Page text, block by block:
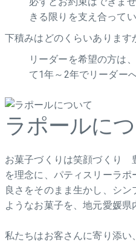
きる限りを支え合って
下積みはどのくらいあります
リーダーを希望の方は
て1年～2年でリーダー
ラポールに
お菓子づくりは笑顔づくり
を理念に、パティスリーラ
良さをそのまま生かし、シ
ようなお菓子を、地元愛媛県
私たちはお客さんに寄り添い